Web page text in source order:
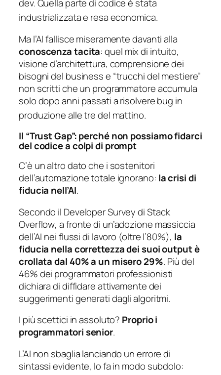
dev.Quella parte di codice è stata
industrializzata e resa economica.
Ma l’AI fallisce miseramente davanti alla
conoscenza tacita: quel mix di intuito,
visione d’architettura, comprensione dei
bisogni del business e “trucchi del mestiere”
non scritti che un programmatore accumula
solo dopo anni passati a risolvere bug in
produzione alle tre del mattino.
Il “Trust Gap”: perché non possiamo fidarci
del codice a colpi di prompt
C’è un altro dato che i sostenitori
dell’automazione totale ignorano: la crisi di
fiducia nell’AI.
Secondo il Developer Survey diStack
Overflow, a fronte di un’adozione massiccia
dell’AI nei flussi di lavoro (oltre l’80%), la
fiducia nella correttezza dei suoi output è
crollata dal 40% a un misero 29%. Più del
46% dei programmatori professionisti
dichiara di diffidare attivamente dei
suggerimenti generati dagli algoritmi.
I più scettici in assoluto? Proprio i
programmatori senior.
L’AI non sbaglia lanciando un errore di
sintassi evidente, lo fa in modo subdolo: